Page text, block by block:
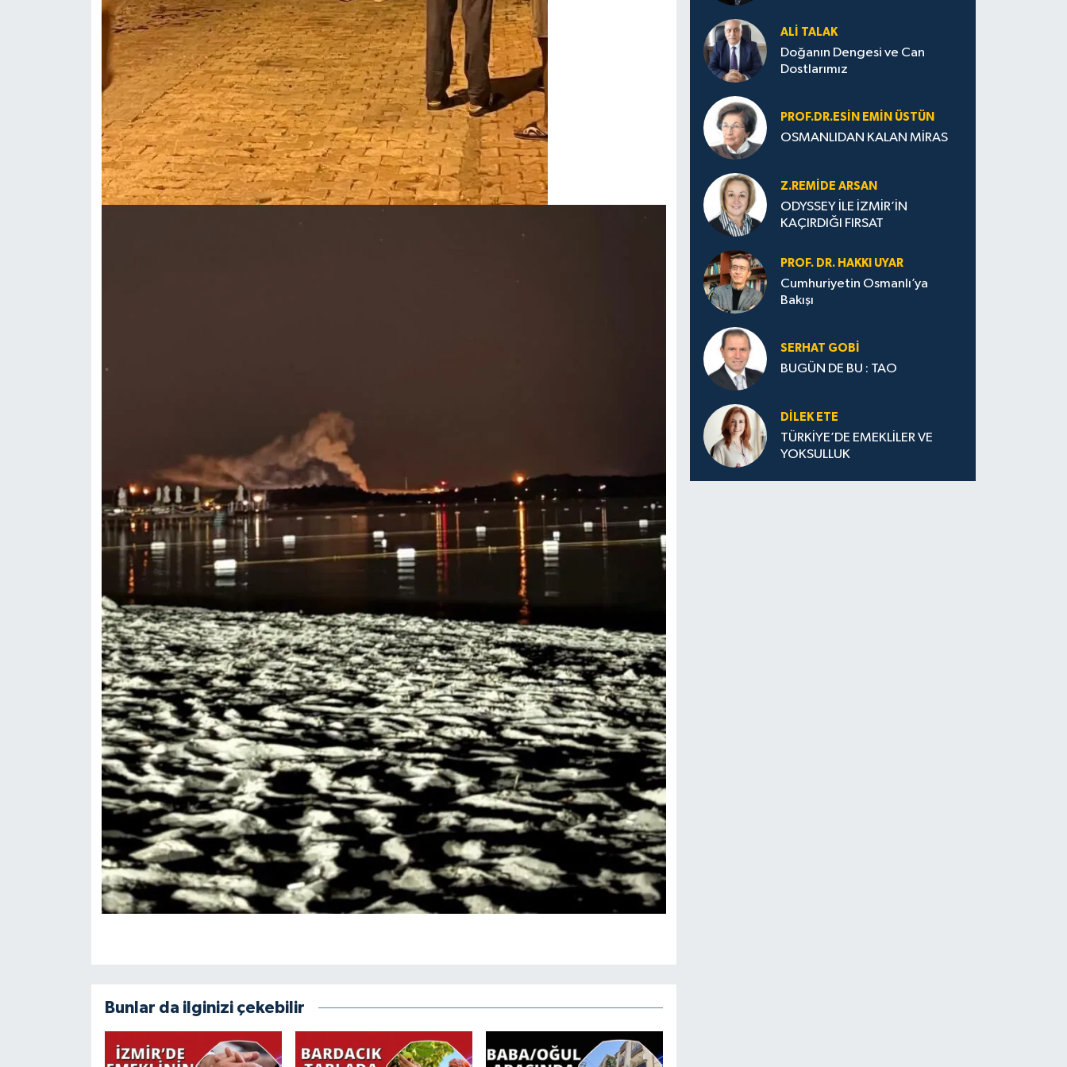
Bunlar da ilginizi çekebilir
ALI TALAK
Doğanın Dengesi ve Can
Dostlarımız
PROF.DR.ESIN EMIN ÜSTÜN
OSMANLIDAN KALAN MİRAS
Z.REMIDE ARSAN
ODYSSEY İLE İZMİR’İN
KAÇIRDIĞI FIRSAT
PROF. DR. HAKKI UYAR
Cumhuriyetin Osmanlı’ya
Bakışı
SERHAT GOBİ
BUGÜN DE BU : TAO
DILEK ETE
TÜRKİYE’DE EMEKLİLER VE
YOKSULLUK